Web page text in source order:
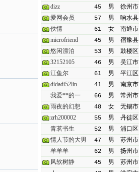
dizz
45 男
徐州市
爱网会员
57 男
响水县
佚情
61 女
南通市
microfriend
45 男
宿豫县
悠闲漂泊
53 男
鼓楼区
32152105
46 男
吴江市
江鱼尔
61 男
平江区
didadi52lin
41 男
南京市
我爱**的一
66 男
常州市
雨夜的幻想
48 女
无锡市
zrh200002
55 男
丹徒区
青茗书生
52 男
浦口区
情人节的大男
47 男
苏州市
羊羊羊
62 男
扬州市
风软树静
45 男
苏州市